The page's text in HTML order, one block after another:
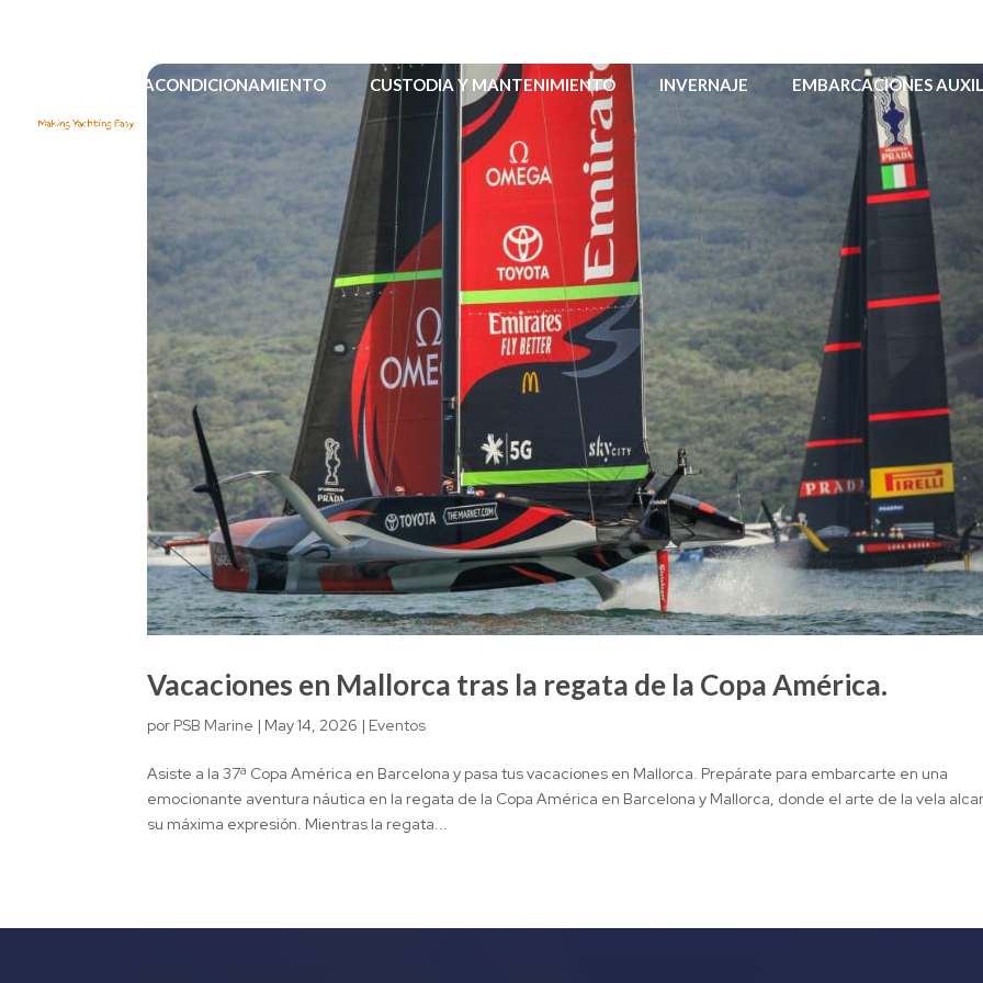
REACONDICIONAMIENTO CUSTODIA Y MANTENIMIENTO INVERNAJE EMBARCACIONES
Vacaciones en Mallorca tras la regata de la Copa América.
por PSB Marine | May 14, 2026 | Eventos
Asiste a la 37ª Copa América en Barcelona y pasa tus vacaciones en Mallorca. Prepárate para embarcarte en una
emocionante aventura náutica en la regata de la Copa América en Barcelona y Mallorca, donde el arte de la vela
su máxima expresión. Mientras la regata...